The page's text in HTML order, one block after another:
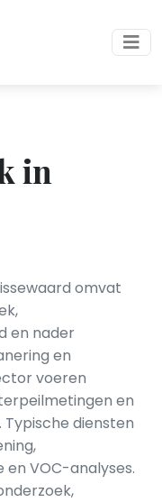
in
omvat
en nader
en
voeren
en
diensten
VOC-analyses.